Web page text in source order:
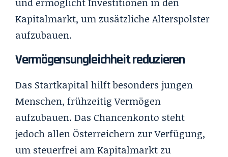
Kapitalmarkt, um zusätzliche Alterspolster
aufzubauen.
Vermögensungleichheit reduzieren
Das Startkapital hilft besonders jungen
Menschen, frühzeitig Vermögen
aufzubauen. Das Chancenkonto steht
jedoch allen Österreichern zur Verfügung,
um steuerfrei am Kapitalmarkt zu